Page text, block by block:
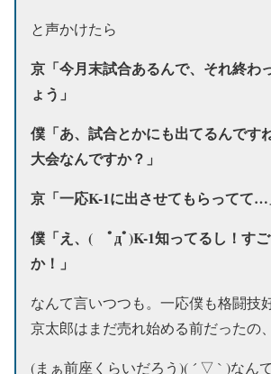
と声かけたら
京「今月末試合あるんで、それ終わ
ょう」
僕「あ、試合とかにも出てるんです
大会なんですか？」
京「一応K-1に出させてもらってて…
僕「え、( ﾟдﾟ)K-1知ってるし！す
か！」
なんて言いつつも。一応僕も格闘技
京太郎はまだ売れ始める前だったの
(まぁ前座くらいだろう)( ´ ▽ ` )なん